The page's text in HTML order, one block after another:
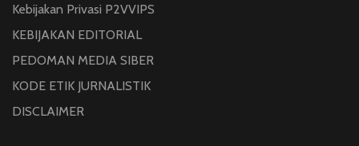
Kebijakan Privasi P2VVIPS
KEBIJAKAN EDITORIAL
PEDOMAN MEDIA SIBER
KODE ETIK JURNALISTIK
DISCLAIMER